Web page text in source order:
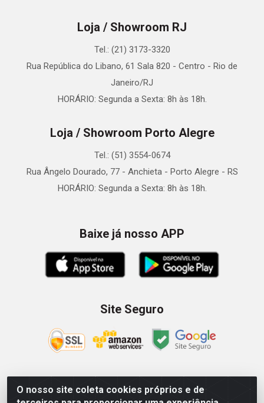
O nosso site coleta cookies próprios e de
Loja / Showroom RJ
Tel.: (21) 3173-3320
Rua República do Libano, 61 Sala 820 - Centro - Rio de
Janeiro/RJ
HORÁRIO: Segunda a Sexta: 8h às 18h.
Loja / Showroom Porto Alegre
Tel.: (51) 3554-0674
Rua Ângelo Dourado, 77 - Anchieta - Porto Alegre - RS
HORÁRIO: Segunda a Sexta: 8h às 18h.
Baixe já nosso APP
Site Seguro
Zein Importação e Comércio LTDA - Av. Senador Queiróz, 274